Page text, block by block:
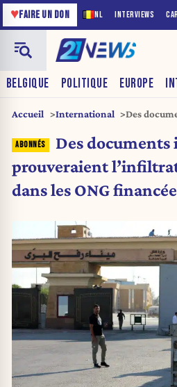
NL INTERVIEWS
♥FAIRE UN DON
BELGIQUE POLITIQUE EUROPE
Accueil International
Des
financées
Des documents
prouveraient
dans les ONG